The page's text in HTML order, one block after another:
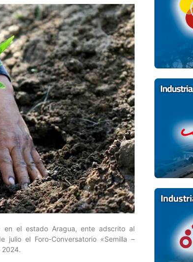
en el estado Aragua, ente adscrito al
julio el Foro-Conversatorio «Semilla –
2024.